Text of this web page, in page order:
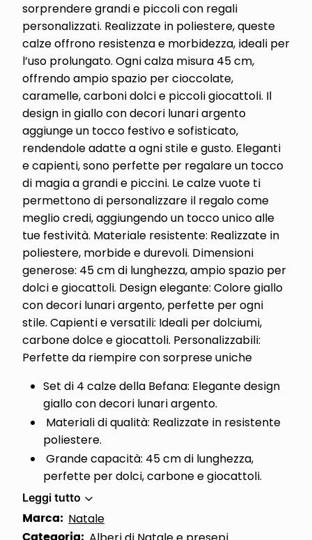
sorprendere grandi e piccoli con regali
personalizzati. Realizzate in poliestere, queste
calze offrono resistenza e morbidezza, ideali per
l’uso prolungato. Ogni calza misura 45 cm,
offrendo ampio spazio per cioccolate,
caramelle, carboni dolci e piccoli giocattoli. Il
design in giallo con decori lunari argento
aggiunge un tocco festivo e sofisticato,
rendendole adatte a ogni stile e gusto. Eleganti
e capienti, sono perfette per regalare un tocco
di magia a grandi e piccini. Le calze vuote ti
permettono di personalizzare il regalo come
meglio credi, aggiungendo un tocco unico alle
tue festività. Materiale resistente: Realizzate in
poliestere, morbide e durevoli. Dimensioni
generose: 45 cm di lunghezza, ampio spazio per
dolci e giocattoli. Design elegante: Colore giallo
con decori lunari argento, perfette per ogni
stile. Capienti e versatili: Ideali per dolciumi,
carbone dolce e giocattoli. Personalizzabili:
Perfette da riempire con sorprese uniche
Set di 4 calze della Befana: Elegante design
giallo con decori lunari argento.
Materiali di qualità: Realizzate in resistente
poliestere.
Grande capacità: 45 cm di lunghezza,
perfette per dolci, carbone e giocattoli.
Leggi tutto
Marca: Natale